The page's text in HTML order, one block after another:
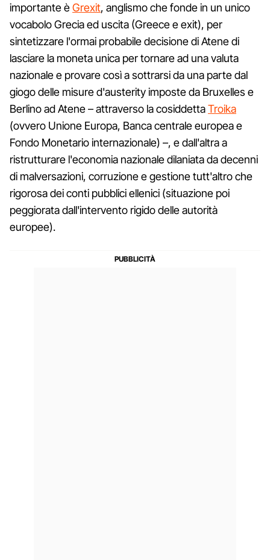
importante èGrexit, anglismo che fonde in un unico
vocabolo Grecia ed uscita (Greece e exit), per
sintetizzare l'ormai probabile decisione di Atene di
lasciare la moneta unica per tornare ad una valuta
nazionale e provare così a sottrarsi da una parte dal
giogo delle misure d'austerity imposte da Bruxelles e
Berlino ad Atene – attraverso la cosiddettaTroika
(ovvero Unione Europa, Banca centrale europea e
Fondo Monetario internazionale) –, e dall'altra a
ristrutturare l'economia nazionale dilaniata da decenni
di malversazioni, corruzione e gestione tutt'altro che
rigorosa dei conti pubblici ellenici (situazione poi
peggiorata dall'intervento rigido delle autorità
europee).